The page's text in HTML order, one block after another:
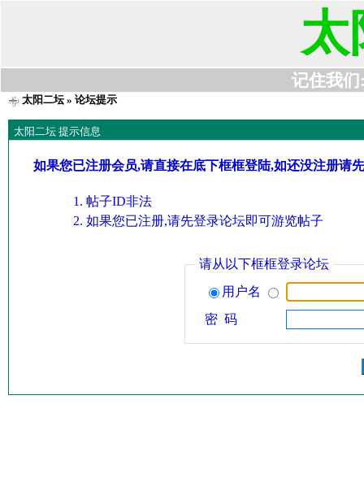
太
记住我们
太阳二坛» 论坛提示
太阳二坛 提示信息
如果您已注册会员,请直接在底下框框登陆,如还没注册请
帖子ID非法
如果您已注册,请先登录论坛即可游览帖子
请从以下框框登录论坛
用户名
密 码